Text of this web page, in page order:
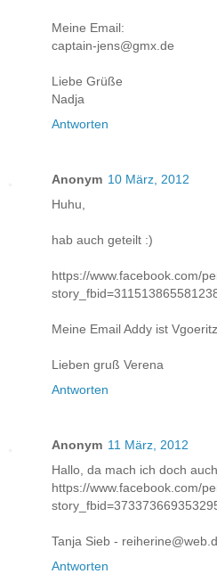
Meine Email:
captain-jens@gmx.de
Liebe Grüße
Nadja
Antworten
Anonym 10 März, 2012
Huhu,
hab auch geteilt :)
https://www.facebook.com/
Meine Email Addy ist
Lieben gruß Verena
Antworten
Anonym 11 März, 2012
Hallo, da mach ich doch
https://www.facebook.com/
Tanja Sieb -
Antworten